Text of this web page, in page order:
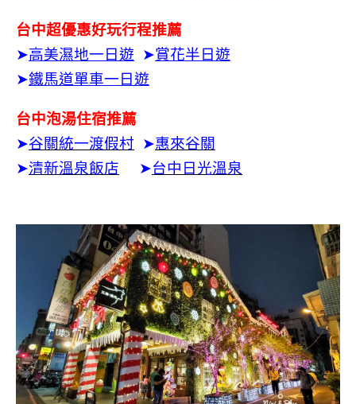
台中超優惠好玩行程推薦
➤高美濕地一日遊 ➤賞花半日遊
➤鐵馬道單車一日遊
台中泡湯住宿推薦
➤谷關統一渡假村 ➤惠來谷關
➤清新溫泉飯店 ➤台中日光溫泉